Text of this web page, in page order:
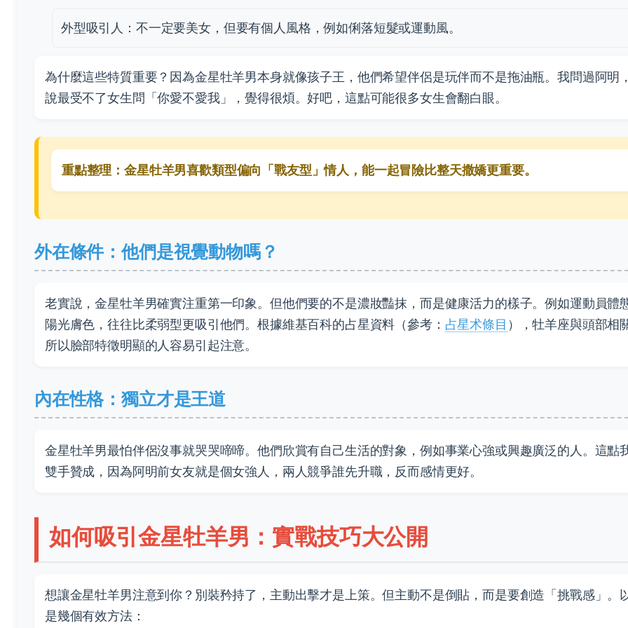
外型吸引人：不一定要美女，但要有個人風格，例如俐落短髮或運動風。
為什麼這些特質重要？因為金星牡羊男本身就像孩子王，他們希望伴侶是玩伴而不是拖油瓶。我問過阿明
說最受不了女生問「你愛不愛我」，覺得很煩。好吧，這點可能很多女生會翻白眼。
重點整理：金星牡羊男喜歡類型偏向「戰友型」情人，能一起冒險比整天撒嬌更重要。
外在條件：他們是視覺動物嗎？
老實說，金星牡羊男確實注重第一印象。但他們要的不是濃妝豔抹，而是健康活力的樣子。例如運動員體
陽光膚色，往往比柔弱型更吸引他們。根據維基百科的占星資料（參考： 占星术條目 ），牡羊座與頭部相
所以臉部特徵明顯的人容易引起注意。
內在性格：獨立才是王道
金星牡羊男最怕伴侶沒事就哭哭啼啼。他們欣賞有自己生活的對象，例如事業心強或興趣廣泛的人。這點
雙手贊成，因為阿明前女友就是個女強人，兩人競爭誰先升職，反而感情更好。
如何吸引金星牡羊男：實戰技巧大公開
想讓金星牡羊男注意到你？別裝矜持了，主動出擊才是上策。但主動不是倒貼，而是要創造「挑戰感」。
是幾個有效方法：